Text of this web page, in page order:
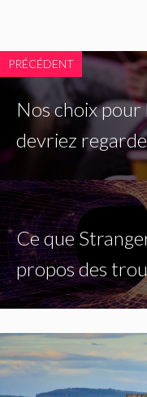
PRÉCÉDENT
Nos choix pour
devriez
Ce que
propos des